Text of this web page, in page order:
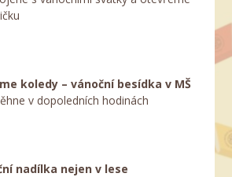
koledy – vánoční besídka v MŠ
v dopoledních hodinách
nadílka nejen v lese